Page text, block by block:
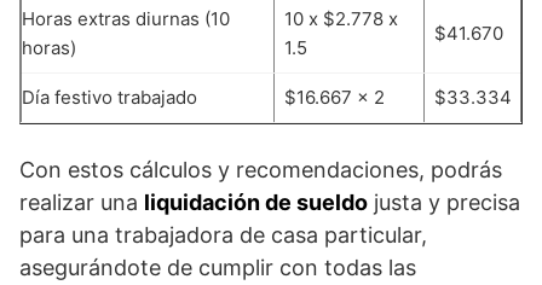
Horas extras diurnas (10
horas)
10 x $2.778 x
1.5
$41.670
Día festivo trabajado $16.667 x 2 $33.334
Con estos cálculos y recomendaciones, podrás
realizar una liquidación de sueldo justa y precisa
para una trabajadora de casa particular,
asegurándote de cumplir con todas las